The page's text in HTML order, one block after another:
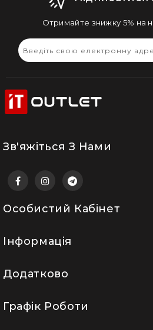
Отримайте знижку 5% на
Зв'яжіться З Нами
Особистий Кабінет
Інформація
Додатково
Графік Роботи